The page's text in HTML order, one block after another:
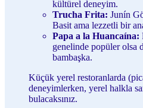
kültürel deneyim.
Trucha Frita: Junín
Basit ama lezzetli bir
Papa a la Huancaína:
genelinde popüler olsa
bambaşka.
Küçük yerel restoranlarda
deneyimlerken, yerel halkla
bulacaksınız.